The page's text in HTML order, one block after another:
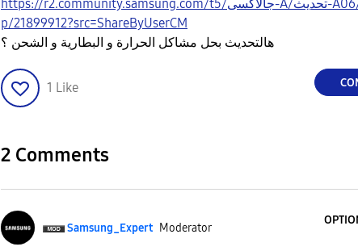
https://r2.community.samsung.com/t5/جالاكسى-A/تحديث-A06/td-
p/21899912?src=ShareByUserCM
هالتحديث بحل مشاكل الحرارة و البطارية و الشحن ؟
1 Like
2 Comments
Samsung_Expert Moderator